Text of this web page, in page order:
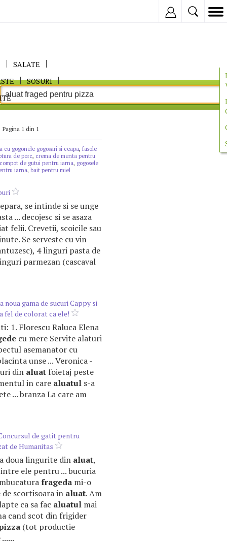
SALATE
SOSURI
Pagina 1 din 1
cu gogonele gogosari si ceapa, fasole
de porc, crema de menta pentru
compot de gutui pentru iarna, gogosele
iarna, bait pentru miel
se intinde si se unge
... decojesc si se asaza
felii. Crevetii, scoicile sau
Se serveste cu vin
4 linguri pasta de
parmezan (cascaval
noua gama de sucuri Cappy si
fel de colorat ca ele!
1. Florescu Raluca Elena
cu mere Servite alaturi
asemanator cu
unse ... Veronica -
din aluat foietaj peste
in care aluatul s-a
... branza La care am
de gatit pentru
de Humanitas
doua lingurite din aluat,
ele pentru ... bucuria
frageda mi-o
de scortisoara in aluat. Am
ca sa fac aluatul mai
cand scot din frigider
(tot productie